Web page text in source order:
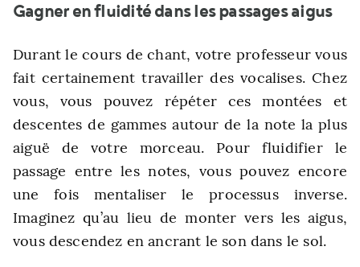
Gagner en fluidité dans les passages aigus
Durant le cours de chant, votre professeur vous
fait certainement travailler des vocalises. Chez
vous, vous pouvez répéter ces montées et
descentes de gammes autour de la note la plus
aiguë de votre morceau. Pour fluidifier le
passage entre les notes, vous pouvez encore
une fois mentaliser le processus inverse.
Imaginez qu’au lieu de monter vers les aigus,
vous descendez en ancrant le son dans le sol.